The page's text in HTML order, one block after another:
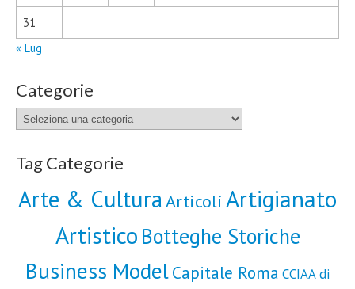
31
« Lug
Categorie
Categorie
Tag Categorie
Arte & CulturaArticoli Artigianato
Artistico Botteghe Storiche
Business ModelCapitale Roma CCIAA di